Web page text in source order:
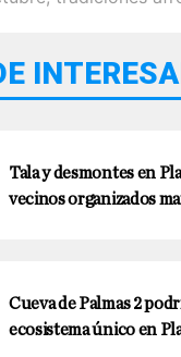
Tala y desmontes en
vecinos organizados
Cueva de Palmas 2
ecosistema único en